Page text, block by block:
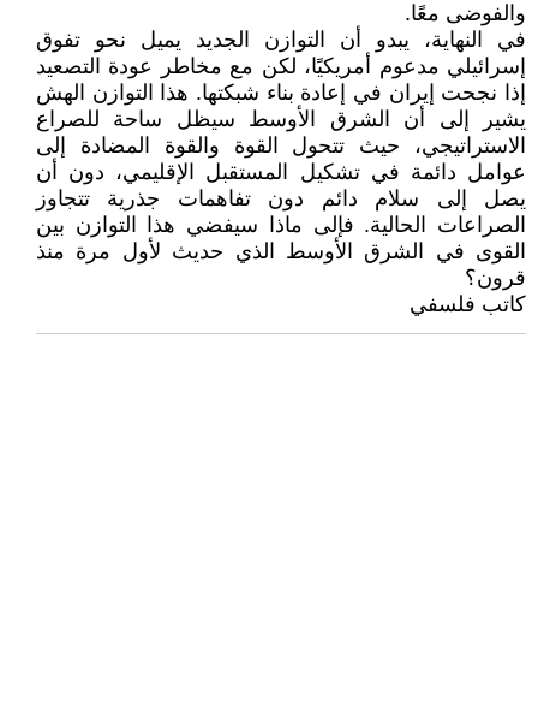
والفوضى معًا.
في النهاية، يبدو أن التوازن الجديد يميل نحو تفوق
إسرائيلي مدعوم أمريكيًا، لكن مع مخاطر عودة التصعيد
إذا نجحت إيران في إعادة بناء شبكتها. هذا التوازن الهش
يشير إلى أن الشرق الأوسط سيظل ساحة للصراع
الاستراتيجي، حيث تتحول القوة والقوة المضادة إلى
عوامل دائمة في تشكيل المستقبل الإقليمي، دون أن
يصل إلى سلام دائم دون تفاهمات جذرية تتجاوز
الصراعات الحالية. فإلى ماذا سيفضي هذا التوازن بين
القوى في الشرق الأوسط الذي حديث لأول مرة منذ
قرون؟
كاتب فلسفي